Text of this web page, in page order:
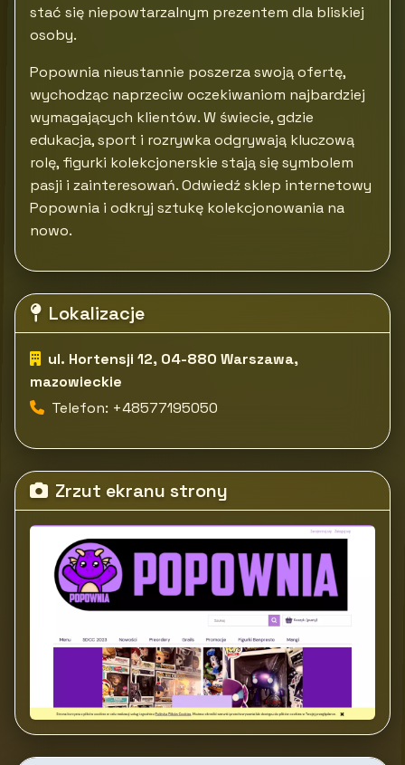
stać się niepowtarzalnym prezentem dla bliskiej
osoby.
Popownia nieustannie poszerza swoją ofertę,
wychodząc naprzeciw oczekiwaniom najbardziej
wymagających klientów. W świecie, gdzie
edukacja, sport i rozrywka odgrywają kluczową
rolę, figurki kolekcjonerskie stają się symbolem
pasji i zainteresowań. Odwiedź sklep internetowy
Popownia i odkryj sztukę kolekcjonowania na
nowo.
Lokalizacje
ul. Hortensji 12, 04-880 Warszawa,
mazowieckie
Telefon: +48577195050
Zrzut ekranu strony